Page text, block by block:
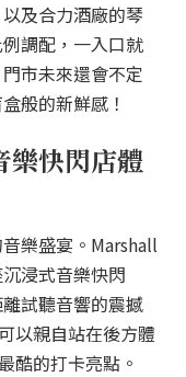
及合力酒廠的琴
調配，一入口就
市未來還會不定
般的新鮮感！
樂快閃店體
樂盛宴。Marshall
浸式音樂快閃
試聽音響的震撼
以親自站在後方體
酷的打卡亮點。